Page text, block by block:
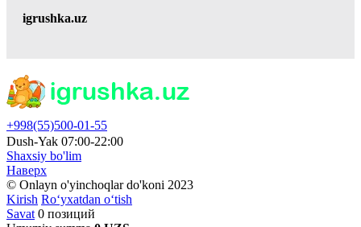
igrushka.uz
+998(55)500-01-55
Dush-Yak 07:00-22:00
Shaxsiy bo'lim
Наверх
© Onlayn o'yinchoqlar do'koni 2023
Kirish Ro‘yxatdan o‘tish
Savat 0 позиций